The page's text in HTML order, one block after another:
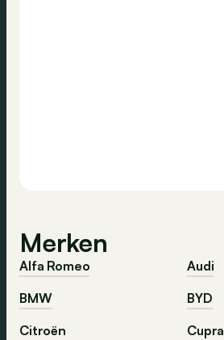
Merken
Alfa Romeo
Audi
BMW
BYD
Citroën
Cupra